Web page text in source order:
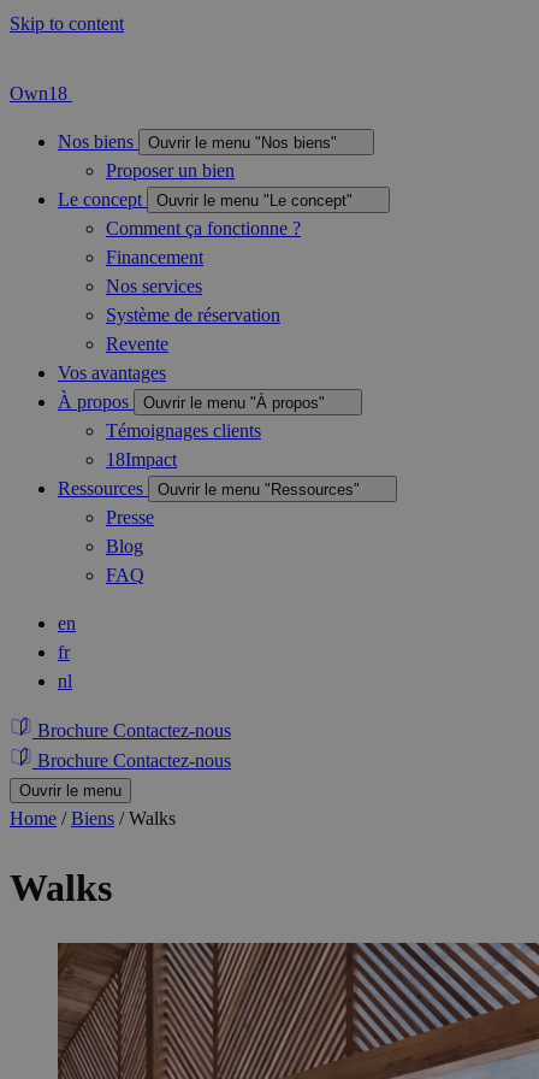
Skip to content
Own18
Nos biens Ouvrir le menu "Nos biens"
Proposer un bien
Le concept
Ouvrir le menu "Le concept"
Comment ça fonctionne ?
Financement
Nos services
Système de réservation
Revente
Vos avantages
À propos
Ouvrir le menu "À propos"
Témoignages clients
18Impact
Ressources
Ouvrir le menu "Ressources"
Presse
Blog
FAQ
en
fr
nl
Brochure Contactez-nous
Brochure Contactez-nous
Ouvrir le menu
Home /Biens /Walks
Walks